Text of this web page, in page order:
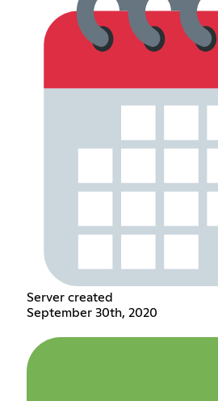
Server created
September 30th, 2020